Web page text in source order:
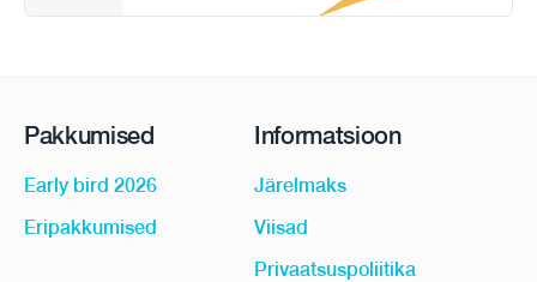
Pakkumised
Early bird 2026
Eripakkumised
Informatsioon
Järelmaks
Viisad
Privaatsuspoliitika